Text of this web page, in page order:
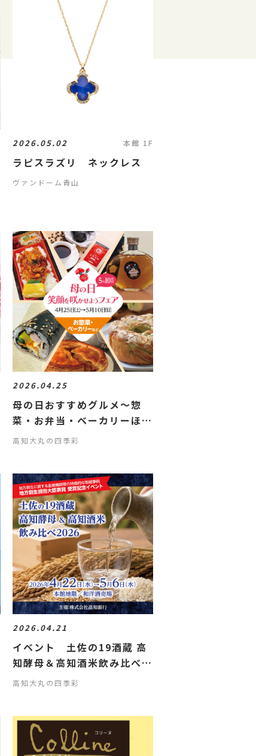
2026.05.02 本館 1F
ラピスラズリ ネックレス
ヴァンドーム青山
2026.04.25
母の日おすすめグルメ〜惣
菜・お弁当・ベーカリーほか
編〜
高知大丸の四季彩
2026.04.21
イベント 土佐の19酒蔵 高
知酵母＆高知酒米飲み比べ
2026
高知大丸の四季彩